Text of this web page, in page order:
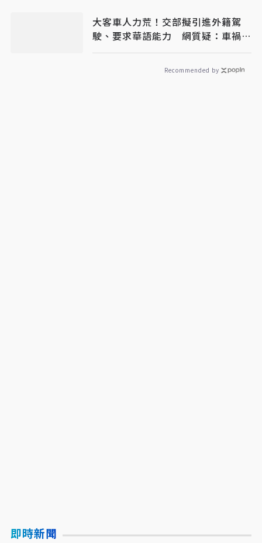
大客車人力荒！交部擬引進外籍駕
駛、要求華語能力 網質疑：車禍發
生誰處理
Recommended by
即時新聞